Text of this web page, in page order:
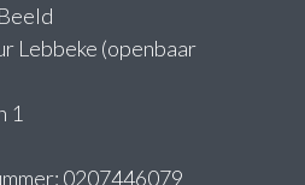
Lebbeke (openbaar
1
0207446079